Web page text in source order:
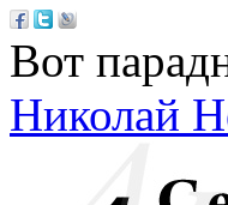
Вот
Николай